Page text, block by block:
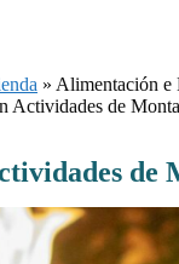
» Alimentación e
Actividades de
de